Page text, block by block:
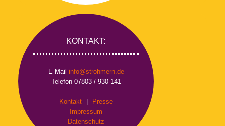
KONTAKT:
E-Mail info@strohmern.de
Telefon 07803 / 930 141
Kontakt
Presse
Impressum
Datenschutz